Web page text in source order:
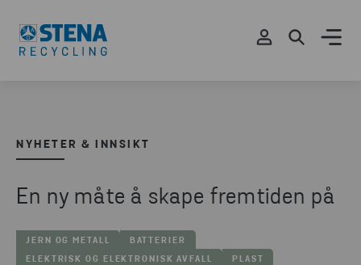
NYHETER & INNSIKT
En ny måte å skape fremtiden på
JERN OG METALL BATTERIER
ELEKTRISK OG ELEKTRONISK AVFALL PLAST